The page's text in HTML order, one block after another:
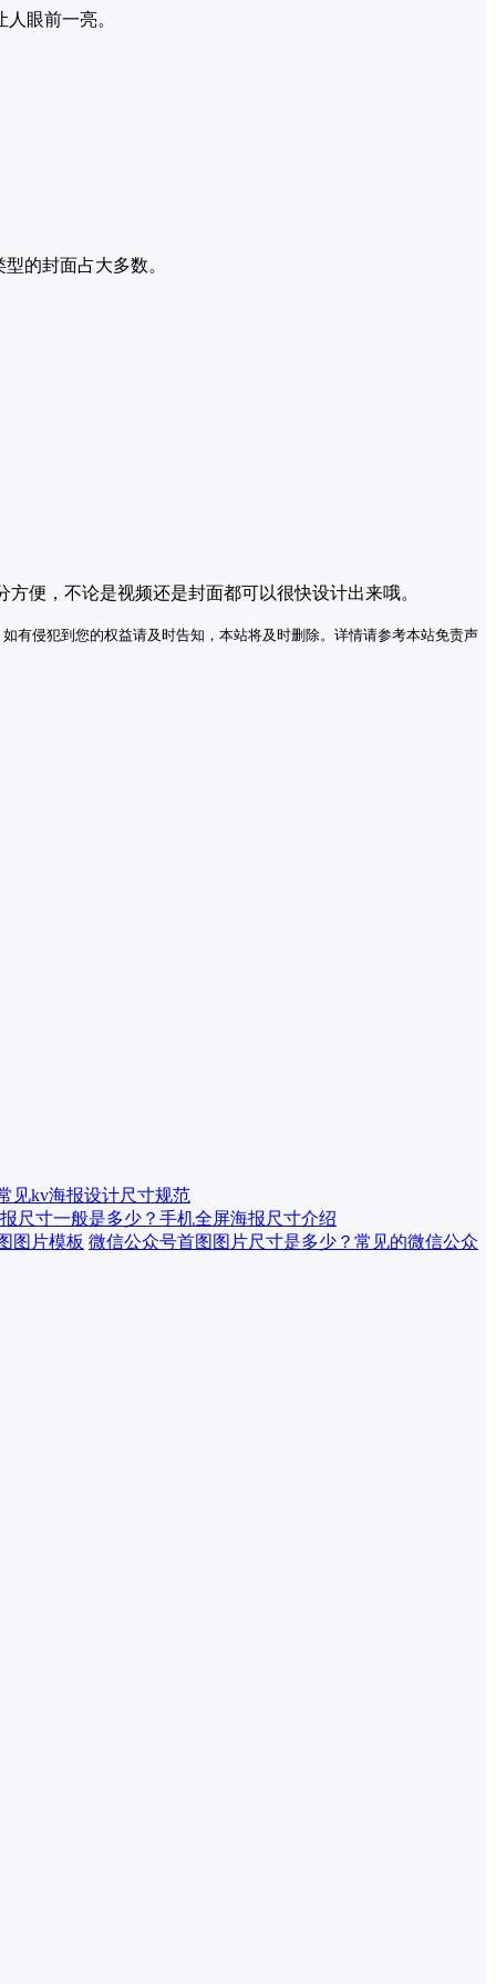
眼前一亮。
的封面占大多数。
便，不论是视频还是封面都可以很快设计出来哦。
有侵犯到您的权益请及时告知，本站将及时删除。详情请参考本站免责声
见kv海报设计尺寸规范
尺寸一般是多少？手机全屏海报尺寸介绍
微信公众号首图图片尺寸是多少？常见的微信公众